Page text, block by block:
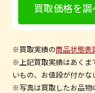
買取価格を調
※買取実績の商品状態表
※上記買取実績はあくま
いもの、お値段が付かな
※写真は買取したお品物